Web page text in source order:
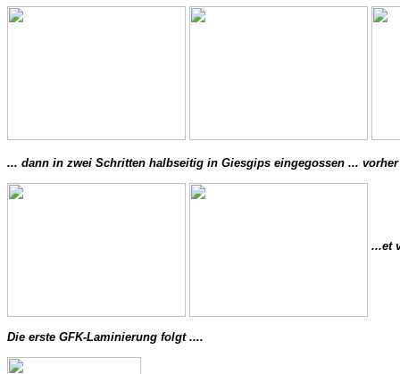
... dann in zwei Schritten halbseitig in Giesgips eingegossen ...
...et
Die erste GFK-Laminierung folgt ....